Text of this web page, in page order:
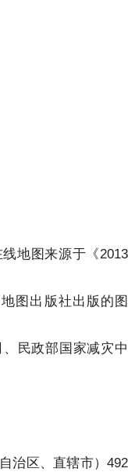
地图来源于《2013
图出版社出版的图
民政部国家减灾中
治区、直辖市）492